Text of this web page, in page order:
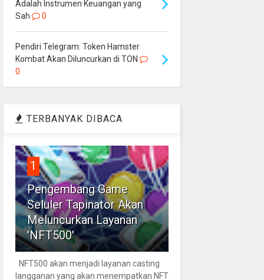
Adalah Instrumen Keuangan yang
Sah
0
Pendiri Telegram: Token Hamster
Kombat Akan Diluncurkan di TON
0
TERBANYAK DIBACA
1
Pengembang Game
Seluler Tapinator Akan
Meluncurkan Layanan
'NFT500'
NFT500 akan menjadi layanan casting
langganan yang akan menempatkan NFT